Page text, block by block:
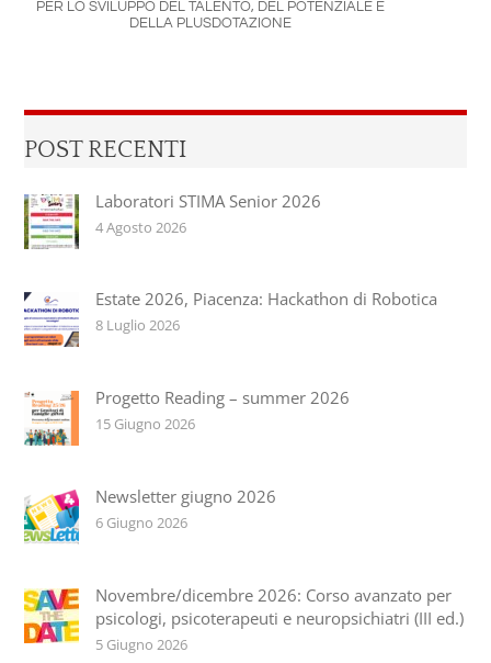
PER LO SVILUPPO DEL TALENTO, DEL POTENZIALE E
DELLA PLUSDOTAZIONE
POST RECENTI
Laboratori STIMA Senior 2026
4 Agosto 2026
Estate 2026, Piacenza: Hackathon di Robotica
8 Luglio 2026
Progetto Reading – summer 2026
15 Giugno 2026
Newsletter giugno 2026
6 Giugno 2026
Novembre/dicembre 2026: Corso avanzato per
psicologi, psicoterapeuti e neuropsichiatri (III ed.)
5 Giugno 2026